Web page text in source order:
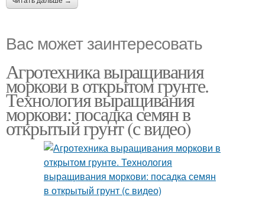
Вас может заинтересовать
Агротехника выращивания
моркови в открытом грунте.
Технология выращивания
моркови: посадка семян в
открытый грунт (с видео)